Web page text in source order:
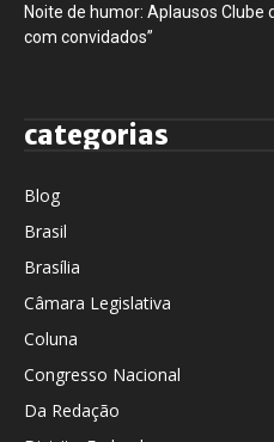
Noite de humor: Aplausos
com convidados”
categorias
Blog
Brasil
Brasília
Câmara Legislativa
Coluna
Congresso Nacional
Da Redação